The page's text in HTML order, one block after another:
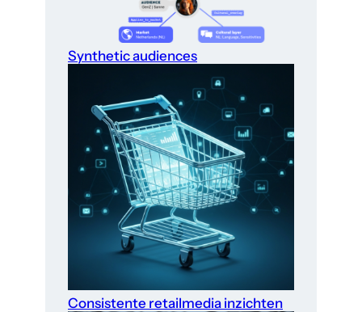
Synthetic audiences
Consistente retailmedia inzichten